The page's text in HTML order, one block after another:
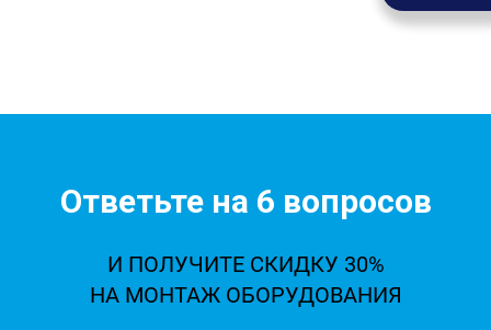
Ответьте на 6 вопросов
И ПОЛУЧИТЕ СКИДКУ 30%
НА МОНТАЖ ОБОРУДОВАНИЯ